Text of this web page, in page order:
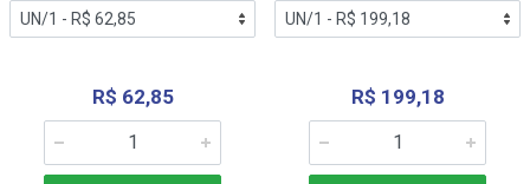
R$ 62,85 R$ 199,18